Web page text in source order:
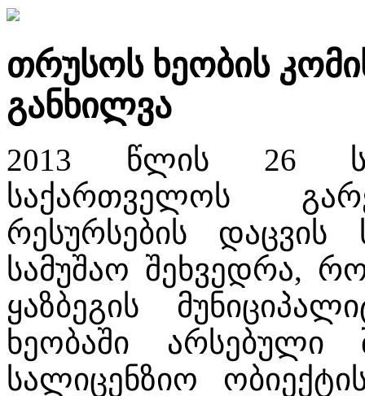
თრუსოს ხეობის
განხილვა
2013 წლის 26
საქართველოს
რესურსების დაცვის
სამუშაო შეხვედრა,
ყაზბეგის
ხეობაში არსებული
სალიცენზიო